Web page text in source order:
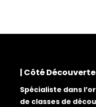
| Côté
Spécialiste dans
de classes de